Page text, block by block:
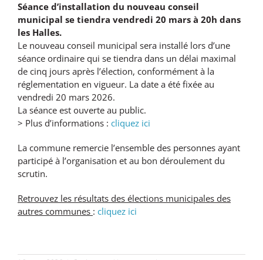
Séance d’installation du nouveau conseil
municipal se tiendra vendredi 20 mars à 20h dans
les Halles.
Le nouveau conseil municipal sera installé lors d’une
séance ordinaire qui se tiendra dans un délai maximal
de cinq jours après l’élection, conformément à la
réglementation en vigueur. La date a été fixée au
vendredi 20 mars 2026.
La séance est ouverte au public.
> Plus d’informations : cliquez ici
La commune remercie l’ensemble des personnes ayant
participé à l’organisation et au bon déroulement du
scrutin.
Retrouvez les résultats des élections municipales des
autres communes : cliquez ici